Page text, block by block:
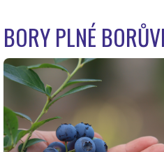
BORY PLNÉ